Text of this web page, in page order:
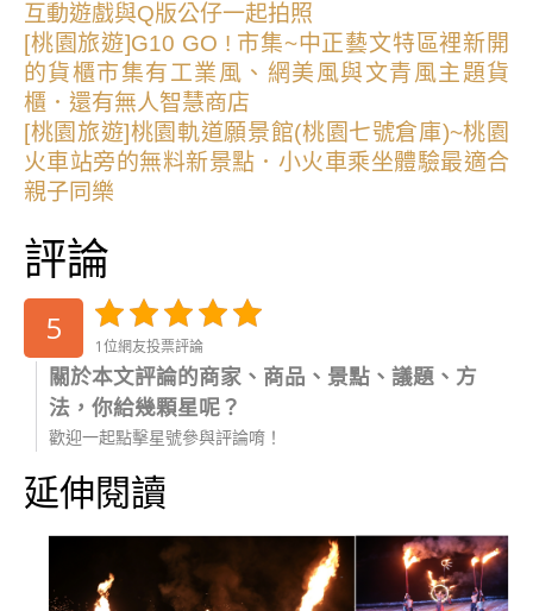
互動遊戲與Q版公仔一起拍照
[桃園旅遊]G10 GO ! 市集~中正藝文特區裡新開
的貨櫃市集有工業風、網美風與文青風主題貨
櫃．還有無人智慧商店
[桃園旅遊]桃園軌道願景館(桃園七號倉庫)~桃園
火車站旁的無料新景點．小火車乘坐體驗最適合
親子同樂
評論
5 1位網友投票評論
關於本文評論的商家、商品、景點、議題、方
法，你給幾顆星呢？
歡迎一起點擊星號參與評論唷！
延伸閱讀